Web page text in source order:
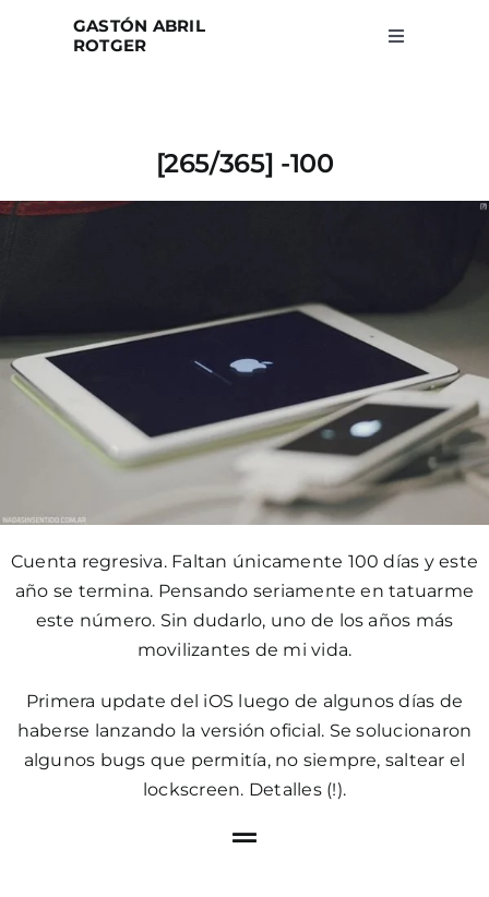
GASTÓN ABRIL
ROTGER
Toggle
Search
for:
[265/365] -100
Cuenta regresiva. Faltan únicamente 100 días y este
año se termina. Pensando seriamente en tatuarme
este número. Sin dudarlo, uno de los años más
movilizantes de mi vida.
Primera update del iOS luego de algunos días de
haberse lanzando la versión oficial. Se solucionaron
algunos bugs que permitía, no siempre, saltear el
lockscreen. Detalles (!).